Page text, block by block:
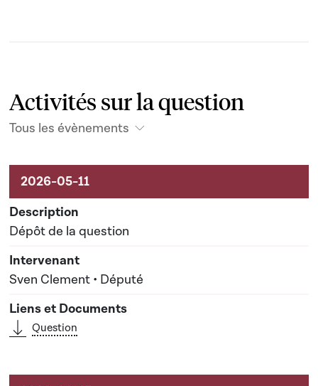
Activités sur la question
Tous les évènements
Activités liées au dossier
Dépôt de la question
Sven Clement • Député
Question